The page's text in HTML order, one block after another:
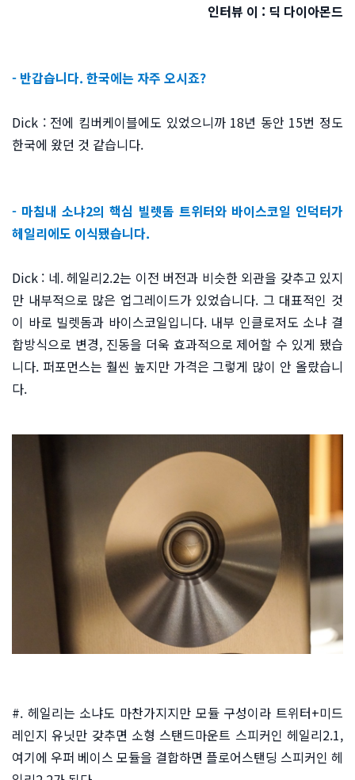
인터뷰 이 : 딕 다이아몬드
- 반갑습니다. 한국에는 자주 오시죠?
Dick : 전에 킴버케이블에도 있었으니까 18년 동안 15번 정도
한국에 왔던 것 같습니다.
- 마침내 소냐2의 핵심 빌렛돔 트위터와 바이스코일 인덕터가
헤일리에도 이식됐습니다.
Dick : 네. 헤일리2.2는 이전 버전과 비슷한 외관을 갖추고 있지
만 내부적으로 많은 업그레이드가 있었습니다. 그 대표적인 것
이 바로 빌렛돔과 바이스코일입니다. 내부 인클로저도 소냐 결
합방식으로 변경, 진동을 더욱 효과적으로 제어할 수 있게 됐습
니다. 퍼포먼스는 훨씬 높지만 가격은 그렇게 많이 안 올랐습니
다.
#. 헤일리는 소냐도 마찬가지지만 모듈 구성이라 트위터+미드
레인지 유닛만 갖추면 소형 스탠드마운트 스피커인 헤일리2.1,
여기에 우퍼 베이스 모듈을 결합하면 플로어스탠딩 스피커인 헤